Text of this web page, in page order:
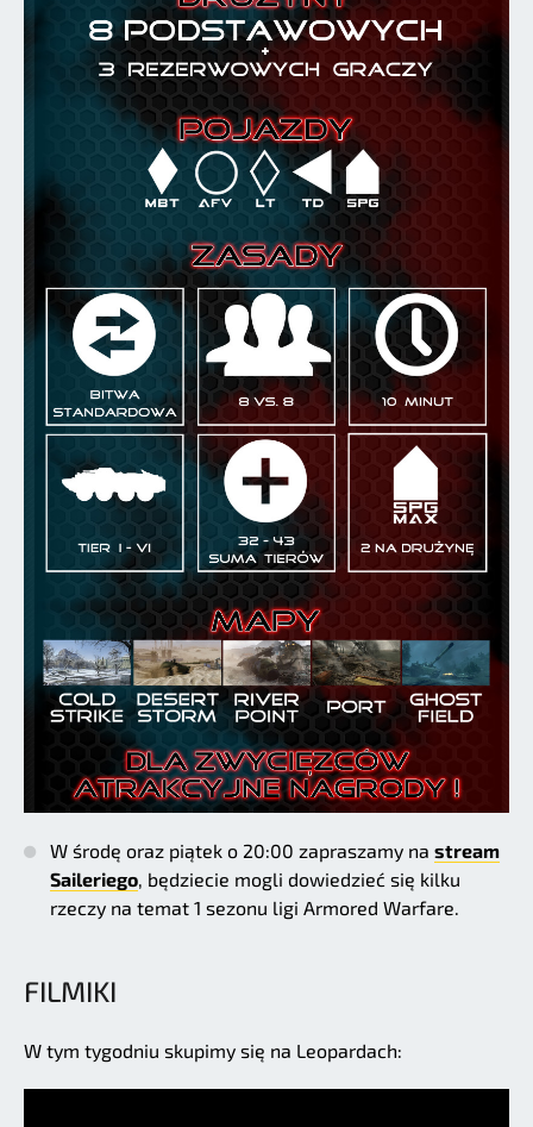
W środę oraz piątek o 20:00 zapraszamy na stream
Saileriego , będziecie mogli dowiedzieć się kilku
rzeczy na temat 1 sezonu ligi Armored Warfare.
FILMIKI
W tym tygodniu skupimy się na Leopardach: